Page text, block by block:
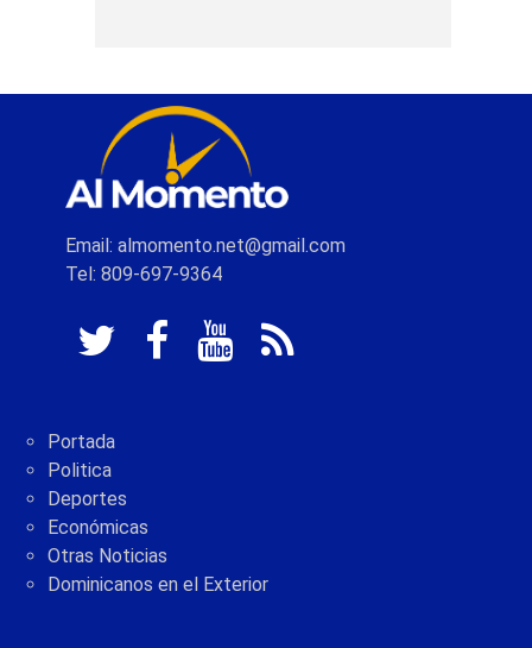
Email: almomento.net@gmail.com
Tel: 809-697-9364
Portada
Politica
Deportes
Económicas
Otras Noticias
Dominicanos en el Exterior